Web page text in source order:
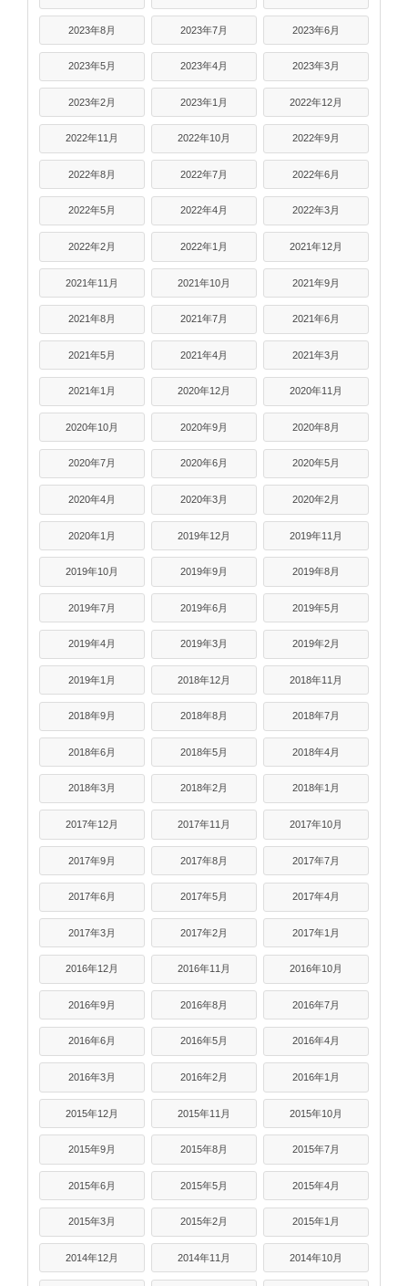
2023年8月 2023年7月 2023年6月
2023年5月 2023年4月 2023年3月
2023年2月 2023年1月 2022年12月
2022年11月 2022年10月 2022年9月
2022年8月 2022年7月 2022年6月
2022年5月 2022年4月 2022年3月
2022年2月 2022年1月 2021年12月
2021年11月 2021年10月 2021年9月
2021年8月 2021年7月 2021年6月
2021年5月 2021年4月 2021年3月
2021年1月 2020年12月 2020年11月
2020年10月 2020年9月 2020年8月
2020年7月 2020年6月 2020年5月
2020年4月 2020年3月 2020年2月
2020年1月 2019年12月 2019年11月
2019年10月 2019年9月 2019年8月
2019年7月 2019年6月 2019年5月
2019年4月 2019年3月 2019年2月
2019年1月 2018年12月 2018年11月
2018年9月 2018年8月 2018年7月
2018年6月 2018年5月 2018年4月
2018年3月 2018年2月 2018年1月
2017年12月 2017年11月 2017年10月
2017年9月 2017年8月 2017年7月
2017年6月 2017年5月 2017年4月
2017年3月 2017年2月 2017年1月
2016年12月 2016年11月 2016年10月
2016年9月 2016年8月 2016年7月
2016年6月 2016年5月 2016年4月
2016年3月 2016年2月 2016年1月
2015年12月 2015年11月 2015年10月
2015年9月 2015年8月 2015年7月
2015年6月 2015年5月 2015年4月
2015年3月 2015年2月 2015年1月
2014年12月 2014年11月 2014年10月